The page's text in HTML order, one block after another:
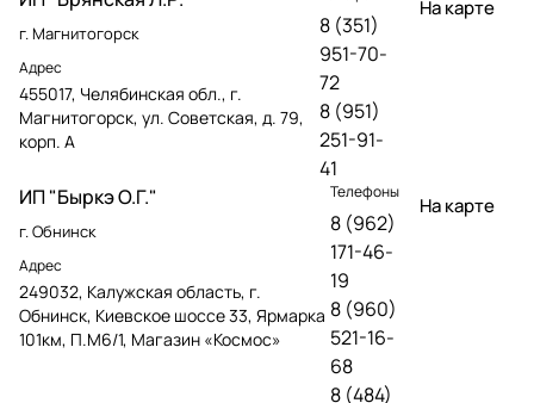
г. Магнитогорск
Адрес
455017, Челябинская обл., г.
Магнитогорск, ул. Советская, д. 79,
корп. А
8 (351)
951-70-
72
8 (951)
251-91-
41
На карте
ИП "Быркэ О.Г."
г. Обнинск
Адрес
249032, Калужская область, г.
Обнинск, Киевское шоссе 33, Ярмарка
101км, П.М6/1, Магазин «Космос»
Телефоны
8 (962)
171-46-
19
8 (960)
521-16-
68
8 (484)
На карте